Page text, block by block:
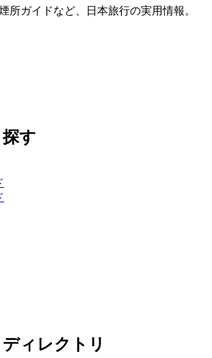
所ガイドなど、日本旅行の実用情報。
探す
ディレクトリ